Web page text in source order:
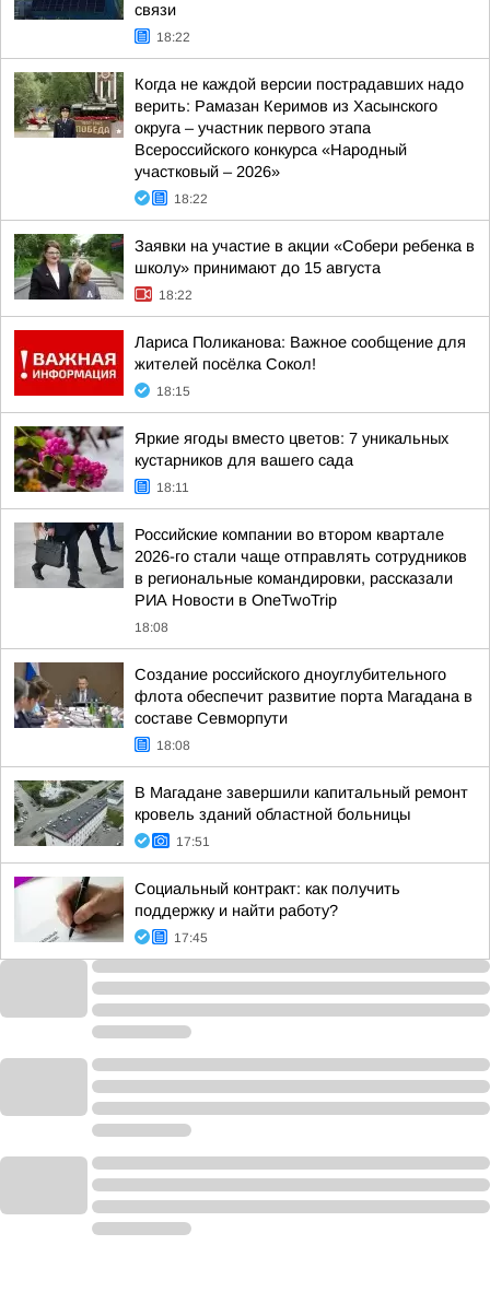
связи
18:22
Когда не каждой версии пострадавших надо
верить: Рамазан Керимов из Хасынского
округа – участник первого этапа
Всероссийского конкурса «Народный
участковый – 2026»
18:22
Заявки на участие в акции «Собери ребенка в
школу» принимают до 15 августа
18:22
Лариса Поликанова: Важное сообщение для
жителей посёлка Сокол!
18:15
Яркие ягоды вместо цветов: 7 уникальных
кустарников для вашего сада
18:11
Российские компании во втором квартале
2026-го стали чаще отправлять сотрудников
в региональные командировки, рассказали
РИА Новости в OneTwoTrip
18:08
Создание российского дноуглубительного
флота обеспечит развитие порта Магадана в
составе Севморпути
18:08
В Магадане завершили капитальный ремонт
кровель зданий областной больницы
17:51
Социальный контракт: как получить
поддержку и найти работу?
17:45